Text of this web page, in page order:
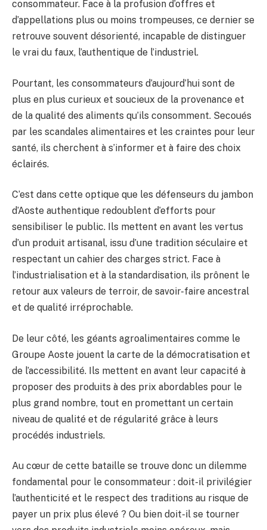
consommateur. Face à la profusion d’offres et
d’appellations plus ou moins trompeuses, ce dernier se
retrouve souvent désorienté, incapable de distinguer
le vrai du faux, l’authentique de l’industriel.
Pourtant, les consommateurs d’aujourd’hui sont de
plus en plus curieux et soucieux de la provenance et
de la qualité des aliments qu’ils consomment. Secoués
par les scandales alimentaires et les craintes pour leur
santé, ils cherchent à s’informer et à faire des choix
éclairés.
C’est dans cette optique que les défenseurs du jambon
d’Aoste authentique redoublent d’efforts pour
sensibiliser le public. Ils mettent en avant les vertus
d’un produit artisanal, issu d’une tradition séculaire et
respectant un cahier des charges strict. Face à
l’industrialisation et à la standardisation, ils prônent le
retour aux valeurs de terroir, de savoir-faire ancestral
et de qualité irréprochable.
De leur côté, les géants agroalimentaires comme le
Groupe Aoste jouent la carte de la démocratisation et
de l’accessibilité. Ils mettent en avant leur capacité à
proposer des produits à des prix abordables pour le
plus grand nombre, tout en promettant un certain
niveau de qualité et de régularité grâce à leurs
procédés industriels.
Au cœur de cette bataille se trouve donc un dilemme
fondamental pour le consommateur : doit-il privilégier
l’authenticité et le respect des traditions au risque de
payer un prix plus élevé ? Ou bien doit-il se tourner